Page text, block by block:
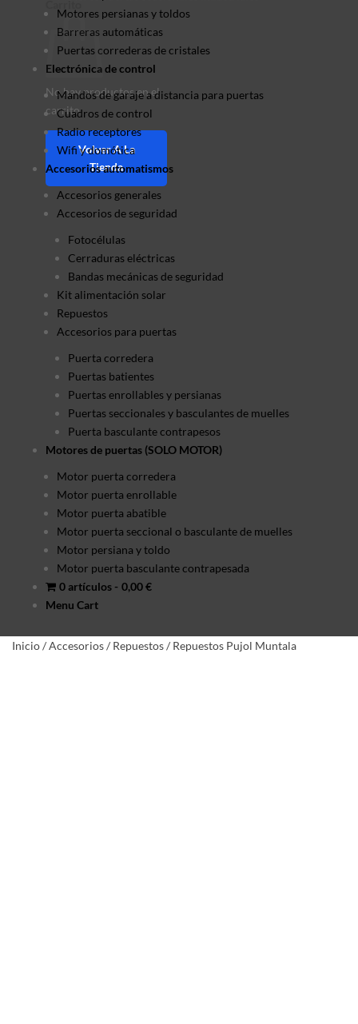
No hay productos en el
carrito.
Volver A La
Tienda
Motores persianas y toldos
Barreras automáticas
Puertas correderas de cristales
Electrónica de control
Mandos de garaje a distancia para puertas
Cuadros de control
Radio receptores
Wifi y domótica
Accesorios automatismos
Accesorios generales
Accesorios de seguridad
Fotocélulas
Cerraduras eléctricas
Bandas mecánicas de seguridad
Kit alimentación solar
Repuestos
Accesorios para puertas
Puerta corredera
Puertas batientes
Puertas enrollables y persianas
Puertas seccionales y basculantes de muelles
Puerta basculante contrapesos
Motores de puertas (SOLO MOTOR)
Motor puerta corredera
Motor puerta enrollable
Motor puerta abatible
Motor puerta seccional o basculante de muelles
Motor persiana y toldo
Motor puerta basculante contrapesada
0 artículos
0,00 €
Menu Cart
Inicio/Accesorios/ Repuestos/ Repuestos Pujol Muntala